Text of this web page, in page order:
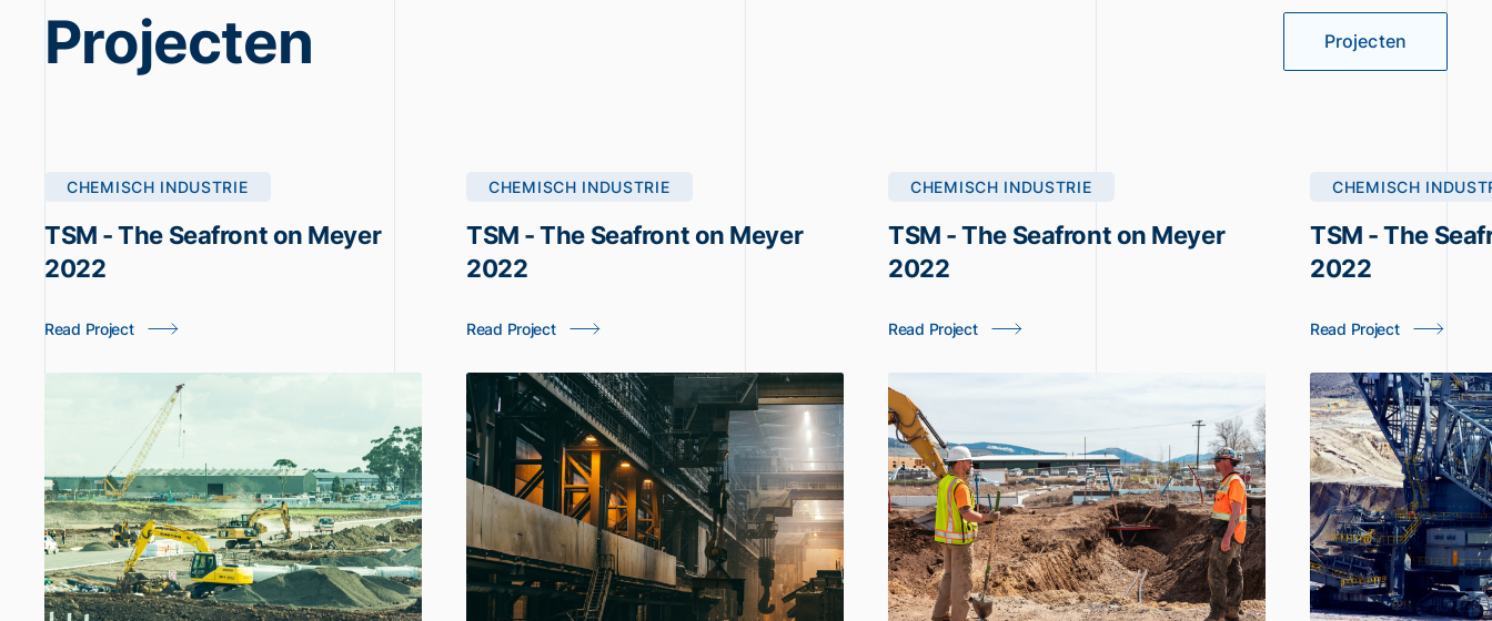
Projecten Projecten
CHEMISCH INDUSTRIE
TSM - The Seafront on Meyer
2022
Read Project
CHEMISCH INDUSTRIE
TSM - The Seafront on Meyer
2022
Read Project
CHEMISCH INDUSTRIE
TSM - The Seafront on Meyer
2022
Read Project
CHEMISCH
TSM - The
2022
Read Project